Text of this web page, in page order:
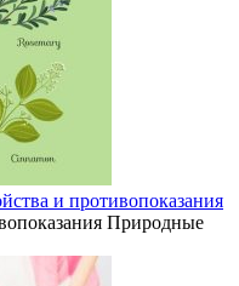
и противопоказания
Природные